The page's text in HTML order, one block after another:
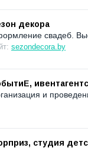
декора
свадеб.
sezondecora.by
и
студия